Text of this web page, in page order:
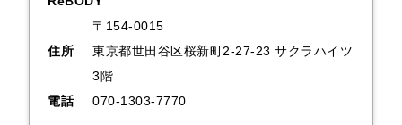
住所
〒154-0015
東京都世田谷区桜新町2-27-23 サクラハイツ
3階
電話
070-1303-7770